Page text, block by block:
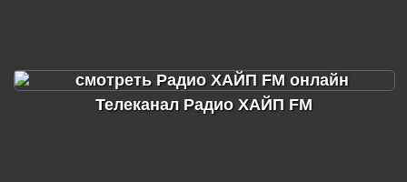
Телеканал Радио ХАЙП FM